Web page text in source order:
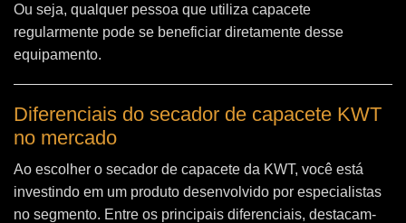
Ou seja, qualquer pessoa que utiliza capacete
regularmente pode se beneficiar diretamente desse
equipamento.
Diferenciais do secador de capacete KWT
no mercado
Ao escolher o secador de capacete da KWT, você está
investindo em um produto desenvolvido por especialistas
no segmento. Entre os principais diferenciais, destacam-